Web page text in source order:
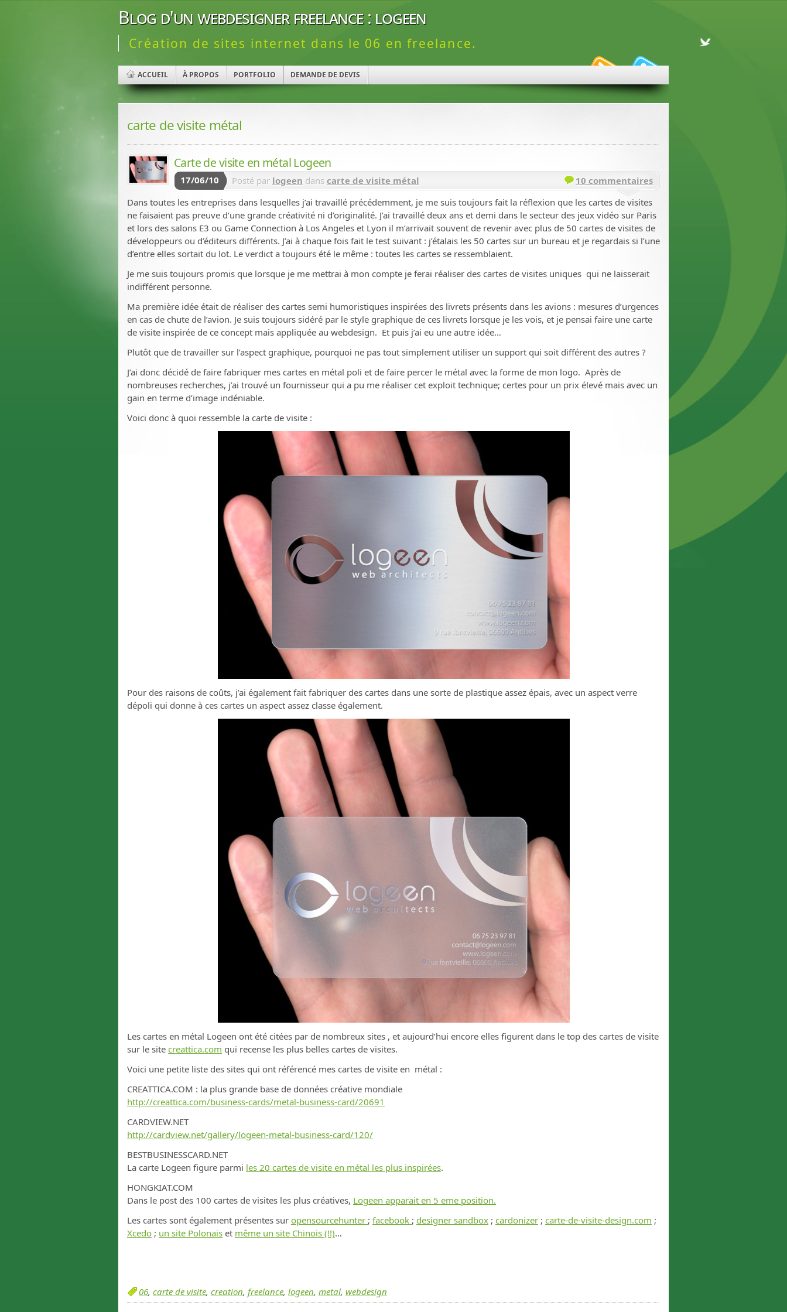
Blog d'un webdesigner freelance : logeen
Création de sites internet dans le 06 en freelance.
ACCUEIL À PROPOS PORTFOLIO DEMANDE DE DEVIS
carte de visite métal
Carte de visite en métal Logeen
17/06/10 Posté par logeen dans carte de visite métal
10 commentaires
Dans toutes les entreprises dans lesquelles j’ai travaillé précédemment, je me suis toujours fait la réflexion que les cartes de visites
ne faisaient pas preuve d’une grande créativité ni d’originalité. J’ai travaillé deux ans et demi dans le secteur des jeux vidéo sur Paris
et lors des salons E3 ou Game Connection à Los Angeles et Lyon il m’arrivait souvent de revenir avec plus de 50 cartes de visites de
développeurs ou d’éditeurs différents. J’ai à chaque fois fait le test suivant : j’étalais les 50 cartes sur un bureau et je regardais si l’une
d’entre elles sortait du lot. Le verdict a toujours été le même : toutes les cartes se ressemblaient.
Je me suis toujours promis que lorsque je me mettrai à mon compte je ferai réaliser des cartes de visites uniques qui ne laisserait
indifférent personne.
Ma première idée était de réaliser des cartes semi humoristiques inspirées des livrets présents dans les avions : mesures d’urgences
en cas de chute de l’avion. Je suis toujours sidéré par le style graphique de ces livrets lorsque je les vois, et je pensai faire une carte
de visite inspirée de ce concept mais appliquée au webdesign. Et puis j’ai eu une autre idée…
Plutôt que de travailler sur l’aspect graphique, pourquoi ne pas tout simplement utiliser un support qui soit différent des autres ?
J’ai donc décidé de faire fabriquer mes cartes en métal poli et de faire percer le métal avec la forme de mon logo. Après de
nombreuses recherches, j’ai trouvé un fournisseur qui a pu me réaliser cet exploit technique; certes pour un prix élevé mais avec un
gain en terme d’image indéniable.
Voici donc à quoi ressemble la carte de visite :
Pour des raisons de coûts, j’ai également fait fabriquer des cartes dans une sorte de plastique assez épais, avec un aspect verre
dépoli qui donne à ces cartes un aspect assez classe également.
Les cartes en métal Logeen ont été citées par de nombreux sites , et aujourd’hui encore elles figurent dans le top des cartes de visite
sur le site creattica.com qui recense les plus belles cartes de visites.
Voici une petite liste des sites qui ont référencé mes cartes de visite en métal :
CREATTICA.COM : la plus grande base de données créative mondiale
http://creattica.com/business-cards/metal-business-card/20691
CARDVIEW.NET
http://cardview.net/gallery/logeen-metal-business-card/120/
BESTBUSINESSCARD.NET
La carte Logeen figure parmi les 20 cartes de visite en métal les plus inspirées.
HONGKIAT.COM
Dans le post des 100 cartes de visites les plus créatives, Logeen apparait en 5 eme position.
Les cartes sont également présentes sur opensourcehunter ; facebook ; designer sandbox ; cardonizer ; carte-de-visite-design.com ;
Xcedo ; un site Polonais et même un site Chinois (!!)…
06, carte de visite, creation, freelance, logeen, metal, webdesign